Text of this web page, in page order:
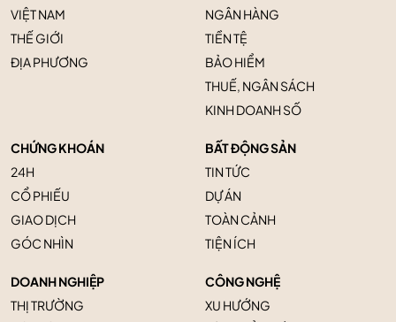
VIỆT NAM
THẾ GIỚI
ĐỊA PHƯƠNG
NGÂN HÀNG
TIỀN TỆ
BẢO HIỂM
THUẾ, NGÂN SÁCH
KINH DOANH SỐ
CHỨNG KHOÁN
24H
CỔ PHIẾU
GIAO DỊCH
GÓC NHÌN
BẤT ĐỘNG SẢN
TIN TỨC
DỰ ÁN
TOÀN CẢNH
TIỆN ÍCH
DOANH NGHIỆP
THỊ TRƯỜNG
CÔNG NGHỆ
XU HƯỚNG